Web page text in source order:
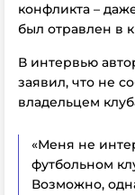
конфликта –
был отравлен в
В интервью
заявил, что не
владельцем
«Меня не
футбольном
Возможно,